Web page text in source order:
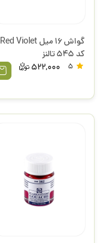
گواش 16 میل Red Violet
کد 545 تالنز
5
522,000